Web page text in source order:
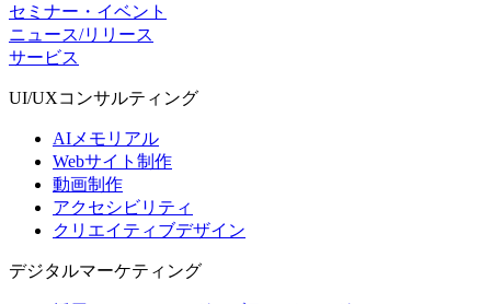
セミナー・イベント
ニュース/リリース
サービス
UI/UXコンサルティング
AIメモリアル
Webサイト制作
動画制作
アクセシビリティ
クリエイティブデザイン
デジタルマーケティング